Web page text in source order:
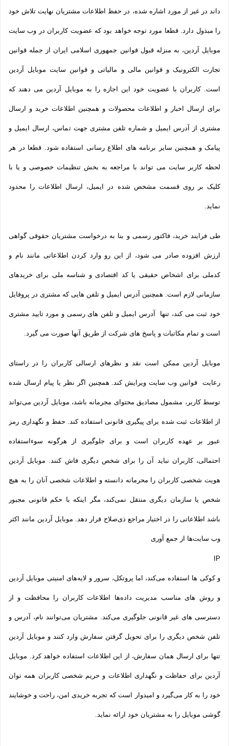
داند در غیر از مورد اشاره شده، در حفظ اطلاعات مشتریان نهایت تلاش خود
را مبذول دارد. قطعا مورد توجه خواهد بود که عضویت کاربران در وب سایت
موبایل آردین، به منزله قبول قوانین جمهوری اسلامی ایران از جمله قوانین
تجارت الکترونیک و قوانین مالی و مالیاتی و قوانین سایت موبایل آردین
است. کاربران با عضویت خود این اجازه را به موبایل آردین می دهند که
برای ارسال اخبار و اطلاعات محصولات و همچنین اطلاعات خرید و ارسال
مشتری از آدرس ایمیل و شماره تلفن مشتری جهت تماس، ارسال ایمیل و
پیامک و همچنین سایر برنامه های اطلاع رسانی استفاده شود. قطعا در هر
لحظه کاربر سایت می تواند با مراجعه به بخش تنظیمات خصوصی و یا با
کلیک بر روی قسمت مشخص شده در ایمیل، ارسال اطلاعات را محدود
نماید.
طی فرایند خرید، فاکتور رسمی و بنا به درخواست مشتریان حقوقی گواهی
ارزش افزوده صادر می شود، از این رو وارد کردن اطلاعاتی مانند نام و
کدملی برای اشخاص حقیقی یا کد اقتصادی و شناسه ملی برای خریدهای
سازمانی لازم است. همچنین آدرس ایمیل و تلفن هایی که مشتری در پروفایل
خود ثبت می­ کند، تنها آدرس ایمیل و تلفن­ های رسمی و مورد تایید مشتری
است و تمام مکاتبات و پاسخ های شرکت از طریق آنها صورت می گیرد.
موبایل آردین ممکن است نقد و نظرهای ارسالی کاربران را در راستای
رعایت قوانین وب سایت ویرایش کند. همچنین اگر نظر یا پیام ارسال شده
توسط کاربر، مشمول مصادیق محتوای مجرمانه باشد، موبایل آردین می‌تواند
از اطلاعات ثبت شده برای پیگیری قانونی استفاده کند. حفظ و نگهداری رمز
عبور بر عهده کاربران است و برای جلوگیری از هرگونه سوءاستفاده
احتمالی، کاربران نباید آن را برای شخص دیگری فاش کنند. موبایل آردین
هویت شخصی کاربران را محرمانه دانسته و اطلاعات شخصی آنان را به هیچ
شخص یا سازمان دیگری منتقل نمی‌کند، مگر اینکه با حکم قانونی مجبور
باشد اطلاعاتی را در اختیار مراجع ذی‌صلاح قرار دهد. موبایل آردین مانند اکثر
وب سایت‌ها از جمع آوری
IP
و کوکی ‌ها استفاده می‌کند، اما پروتکل، سرور و لایه‌های امنیتی موبایل آردین
و روش‌ های مناسب مدیریت داده‌ها اطلاعات کاربران را محافظت و از
دسترسی‌ های غیر قانونی جلوگیری می‌کند. مشتریان می‌توانند نام، آدرس و
تلفن شخص دیگری را برای تحویل گرفتن سفارش وارد کنند و موبایل آردین
تنها برای ارسال همان سفارش، از این اطلاعات استفاده خواهد کرد. موبایل
آردین برای حفاظت و نگهداری اطلاعات و حریم شخصی کاربران همه­ توان
خود را به کار می‌گیرد و امیدوار است که تجربه‌ خریدی امن، راحت و خوشایند
گوشی موبایل را به مشتریان خود ارائه نماید.